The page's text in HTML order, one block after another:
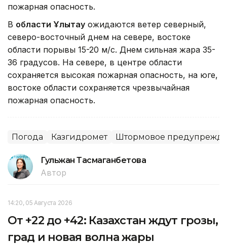
пожарная опасность.
В области Ұлытау ожидаются ветер северный,
северо-восточный днем на севере, востоке
области порывы 15-20 м/с. Днем сильная жара 35-
36 градусов. На севере, в центре области
сохраняется высокая пожарная опасность, на юге,
востоке области сохраняется чрезвычайная
пожарная опасность.
Погода Казгидромет Штормовое
Гульжан Тасмаганбетова
Автор
14:20, 05 Августа 2026
От +22 до +42: Казахстан ждут грозы,
град и новая волна жары